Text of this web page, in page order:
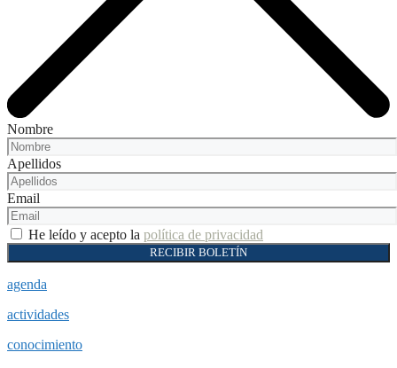
Nombre
Apellidos
Email
He leído y acepto la política de privacidad
RECIBIR BOLETÍN
agenda
actividades
conocimiento